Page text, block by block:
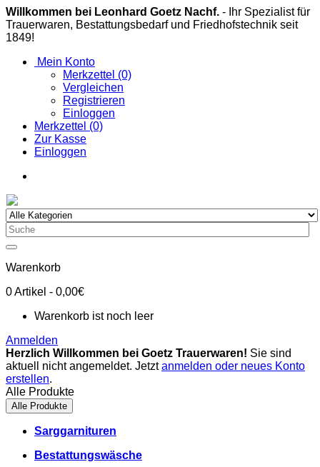
Willkommen bei Leonhard Goetz Nachf. - Ihr Spezialist für
Trauerwaren, Bestattungsbedarf und Friedhofstechnik seit
1849!
Mein Konto
Merkzettel (0)
Vergleichen
Registrieren
Einloggen
Merkzettel (0)
Zur Kasse
Einloggen
Warenkorb
0Artikel - 0,00€
Warenkorb ist noch leer
Anmelden
Herzlich Willkommen bei Goetz Trauerwaren! Sie sind
aktuell nicht angemeldet. Jetztanmelden oder neues Konto
erstellen.
Alle Produkte
Alle Produkte
Sarggarnituren
Bestattungswäsche